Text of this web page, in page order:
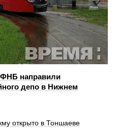
ФНБ направили
депо в Нижнем
открыто в Тоншаеве